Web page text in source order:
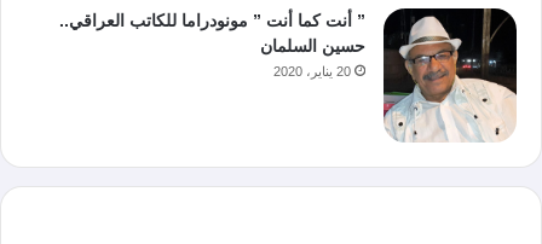
” أنت كما أنت ” مونودراما للكاتب العراقي..
حسين السلمان
20 يناير، 2020